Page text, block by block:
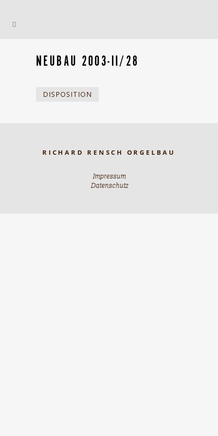
NEUBAU 2003-II/28
DISPOSITION
RICHARD RENSCH ORGELBAU
Impressum
Datenschutz